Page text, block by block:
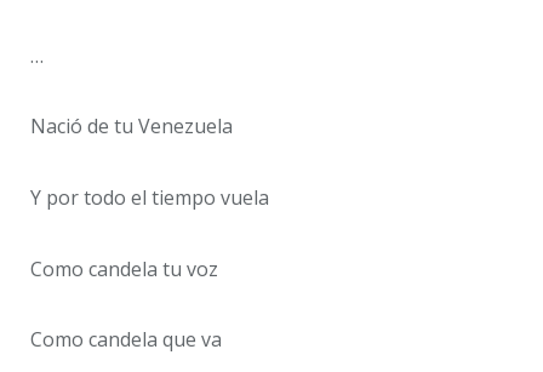
…
Nació de tu Venezuela
Y por todo el tiempo vuela
Como candela tu voz
Como candela que va